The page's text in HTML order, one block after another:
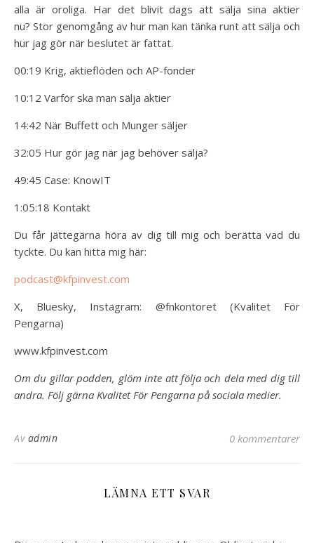
alla är oroliga. Har det blivit dags att sälja sina aktier
nu? Stor genomgång av hur man kan tänka runt att sälja och
hur jag gör när beslutet är fattat.
00:19 Krig, aktieflöden och AP-fonder
10:12 Varför ska man sälja aktier
14:42 När Buffett och Munger säljer
32:05 Hur gör jag när jag behöver sälja?
49:45 Case: KnowIT
1:05:18 Kontakt
Du får jättegärna höra av dig till mig och berätta vad du
tyckte. Du kan hitta mig här:
podcast@kfpinvest.com
X, Bluesky, Instagram: @fnkontoret (Kvalitet För
Pengarna)
www.kfpinvest.com
Om du gillar podden, glöm inte att följa och dela med dig till
andra. Följ gärna Kvalitet För Pengarna på sociala medier.
Av admin 0 kommentarer
LÄMNA ETT SVAR